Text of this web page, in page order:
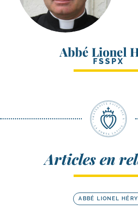
Abbé Lionel
FSSPX
Articles en
ABBÉ LIONEL HÉRY